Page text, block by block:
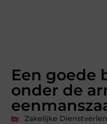
Een goede
onder de
Zakelijke